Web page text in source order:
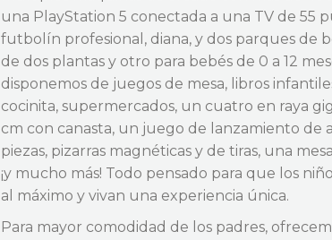
una PlayStation 5 conectada a una TV de 55
futbolín profesional, diana, y dos parques de
de dos plantas y otro para bebés de 0 a 12
disponemos de juegos de mesa, libros
cocinita, supermercados, un cuatro en raya
cm con canasta, un juego de lanzamiento de
piezas, pizarras magnéticas y de tiras, una
¡y mucho más! Todo pensado para que los
al máximo y vivan una experiencia única.
Para mayor comodidad de los padres,